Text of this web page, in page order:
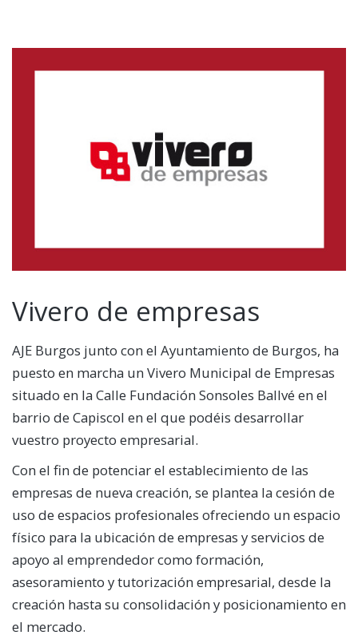
Vivero de empresas
AJE Burgos junto con el Ayuntamiento de Burgos, ha
puesto en marcha un Vivero Municipal de Empresas
situado en la Calle Fundación Sonsoles Ballvé en el
barrio de Capiscol en el que podéis desarrollar
vuestro proyecto empresarial.
Con el fin de potenciar el establecimiento de las
empresas de nueva creación, se plantea la cesión de
uso de espacios profesionales ofreciendo un espacio
físico para la ubicación de empresas y servicios de
apoyo al emprendedor como formación,
asesoramiento y tutorización empresarial, desde la
creación hasta su consolidación y posicionamiento en
el mercado.